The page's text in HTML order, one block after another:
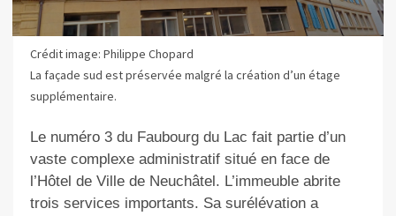
Crédit image: Philippe Chopard
La façade sud est préservée malgré la création d’un étage
supplémentaire.
Le numéro 3 du Faubourg du Lac fait partie d’un
vaste complexe administratif situé en face de
l’Hôtel de Ville de Neuchâtel. L’immeuble abrite
trois services importants. Sa surélévation a